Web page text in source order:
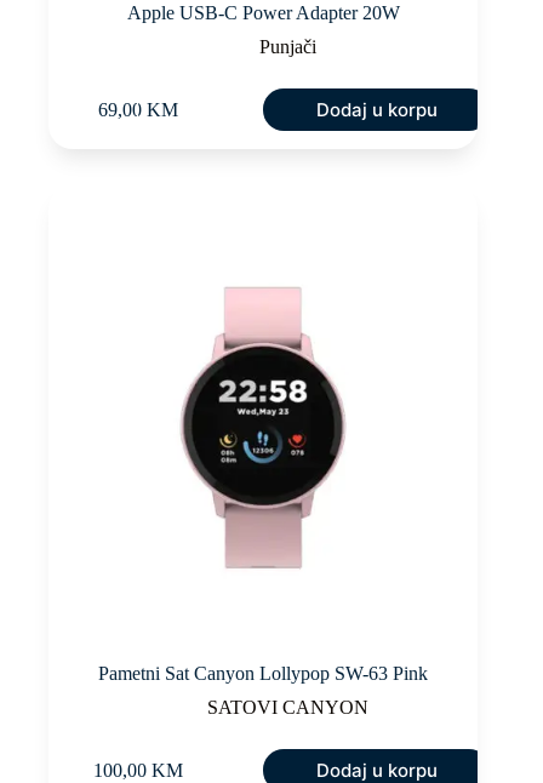
Apple USB-C Power Adapter 20W
Punjači
69,00 KM Dodaj u korpu
Pametni Sat Canyon Lollypop SW-63 Pink
SATOVI CANYON
100,00 KM Dodaj u korpu